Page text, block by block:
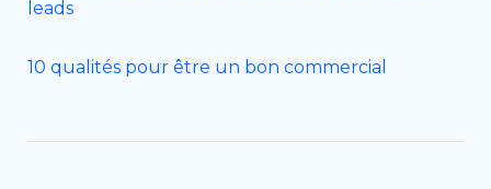
leads
10 qualités pour être un bon commercial